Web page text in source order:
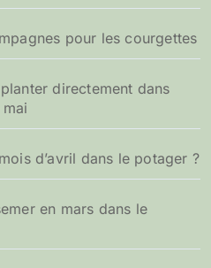
pour les courgettes
directement dans
d’avril dans le potager ?
en mars dans le